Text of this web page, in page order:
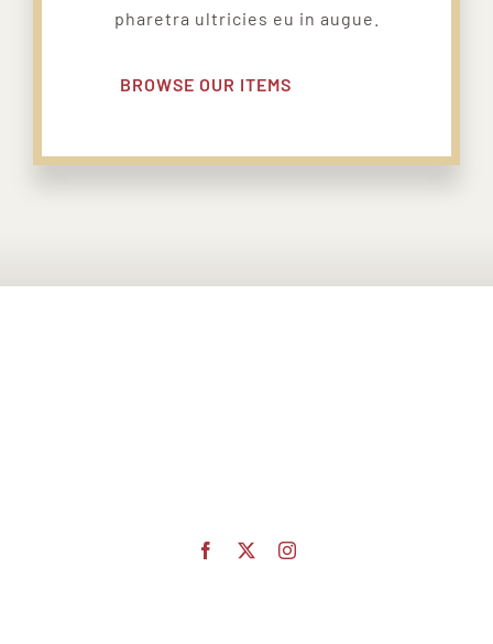
pharetra ultricies eu in augue.
BROWSE OUR ITEMS